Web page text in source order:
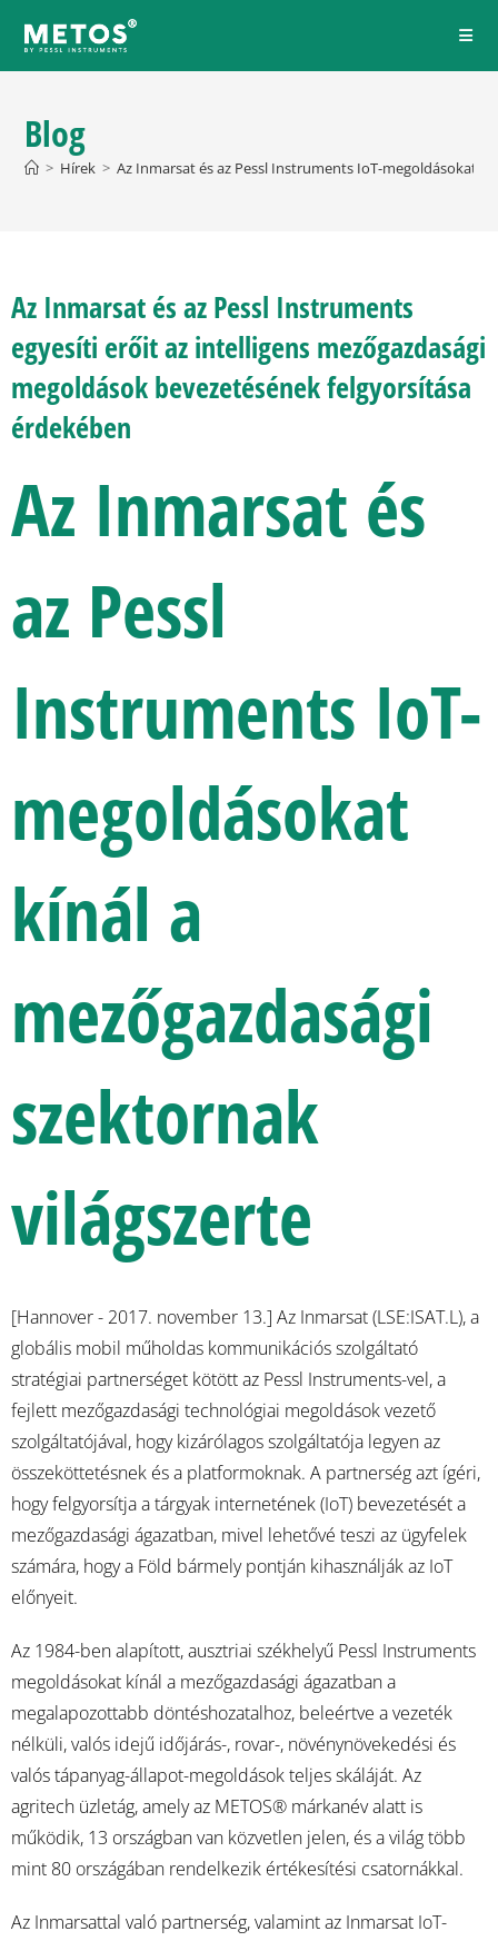
Blog
> Hírek > Az Inmarsat és az Pessl Instruments IoT-megoldásokat
Az Inmarsat és az Pessl Instruments
egyesíti erőit az intelligens mezőgazdasági
megoldások bevezetésének felgyorsítása
érdekében
Az Inmarsat és
az Pessl
Instruments IoT-
megoldásokat
kínál a
mezőgazdasági
szektornak
világszerte
[Hannover - 2017. november 13.] Az Inmarsat (LSE:ISAT.L), a
globális mobil műholdas kommunikációs szolgáltató
stratégiai partnerséget kötött az Pessl Instruments-vel, a
fejlett mezőgazdasági technológiai megoldások vezető
szolgáltatójával, hogy kizárólagos szolgáltatója legyen az
összeköttetésnek és a platformoknak. A partnerség azt ígéri,
hogy felgyorsítja a tárgyak internetének (IoT) bevezetését a
mezőgazdasági ágazatban, mivel lehetővé teszi az ügyfelek
számára, hogy a Föld bármely pontján kihasználják az IoT
előnyeit.
Az 1984-ben alapított, ausztriai székhelyű Pessl Instruments
megoldásokat kínál a mezőgazdasági ágazatban a
megalapozottabb döntéshozatalhoz, beleértve a vezeték
nélküli, valós idejű időjárás-, rovar-, növénynövekedési és
valós tápanyag-állapot-megoldások teljes skáláját. Az
agritech üzletág, amely az METOS® márkanév alatt is
működik, 13 országban van közvetlen jelen, és a világ több
mint 80 országában rendelkezik értékesítési csatornákkal.
Az Inmarsattal való partnerség, valamint az Inmarsat IoT-